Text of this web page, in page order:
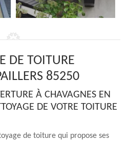
DE TOITURE
85250
À CHAVAGNES EN
DE VOTRE TOITURE
de toiture qui propose ses